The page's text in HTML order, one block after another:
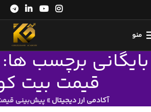
منو
بایگانی برچسب
قیمت بیت‌
آکادمی ارز دیجیتال»پیش‌بینی